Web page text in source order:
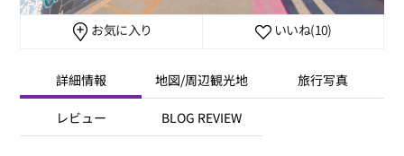
お気に入り いいね(10)
詳細情報 地図/周辺観光地 旅行写真
レビュー BLOG REVIEW